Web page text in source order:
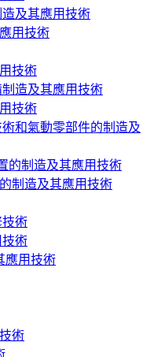
及其應用技術
用技術
技術
造及其應用技術
技術
和氣動零部件的制造及
的制造及其應用技術
制造及其應用技術
術
術
應用技術
術